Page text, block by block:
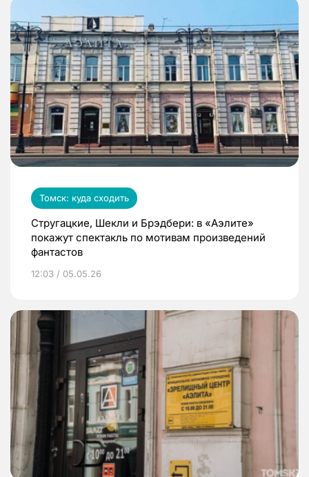
Томск: куда сходить
Стругацкие, Шекли и Брэдбери: в «Аэлите»
покажут спектакль по мотивам произведений
фантастов
12:03 / 05.05.26